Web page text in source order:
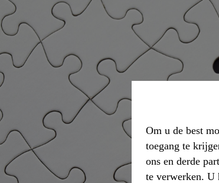
Om u de best
toegang te
ons en derde
te verwerken. U